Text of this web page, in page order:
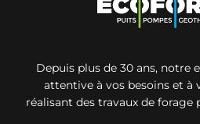
Depuis plus de 30 ans, notre
attentive à vos besoins et à
réalisant des travaux de forage